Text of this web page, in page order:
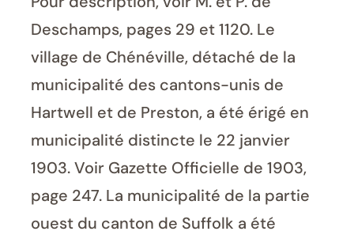
Deschamps, pages 29 et 1120. Le
village de Chénéville, détaché de la
municipalité des cantons-unis de
Hartwell et de Preston, a été érigé en
municipalité distincte le 22 janvier
1903. Voir Gazette Officielle de 1903,
page 247. La municipalité de la partie
ouest du canton de Suffolk a été